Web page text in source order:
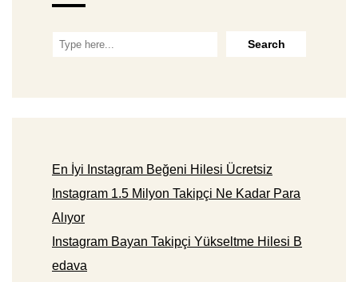
En İyi Instagram Beğeni Hilesi Ücretsiz
Instagram 1.5 Milyon Takipçi Ne Kadar Para
Alıyor
Instagram Bayan Takipçi Yükseltme Hilesi B
edava